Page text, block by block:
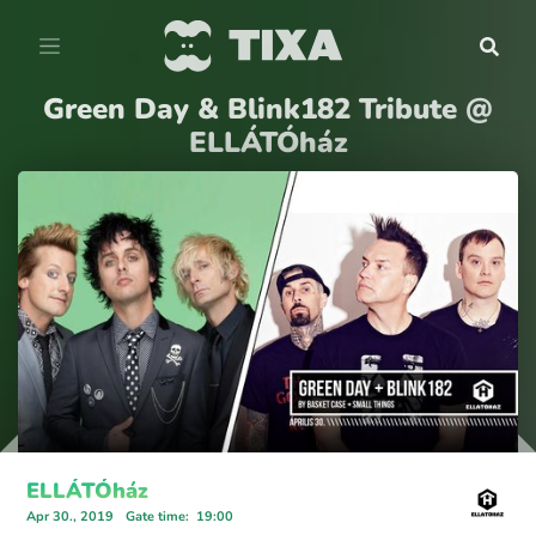
Green Day & Blink182 Tribute @
ELLÁTÓház
ELLÁTÓház
Apr 30., 2019 Gate time: 19:00